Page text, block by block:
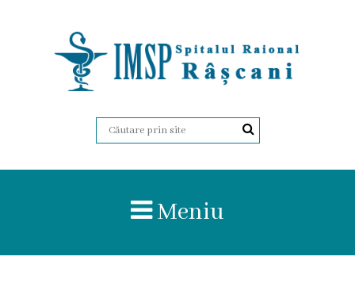
Despre
Administrația
Certificate
Meniu